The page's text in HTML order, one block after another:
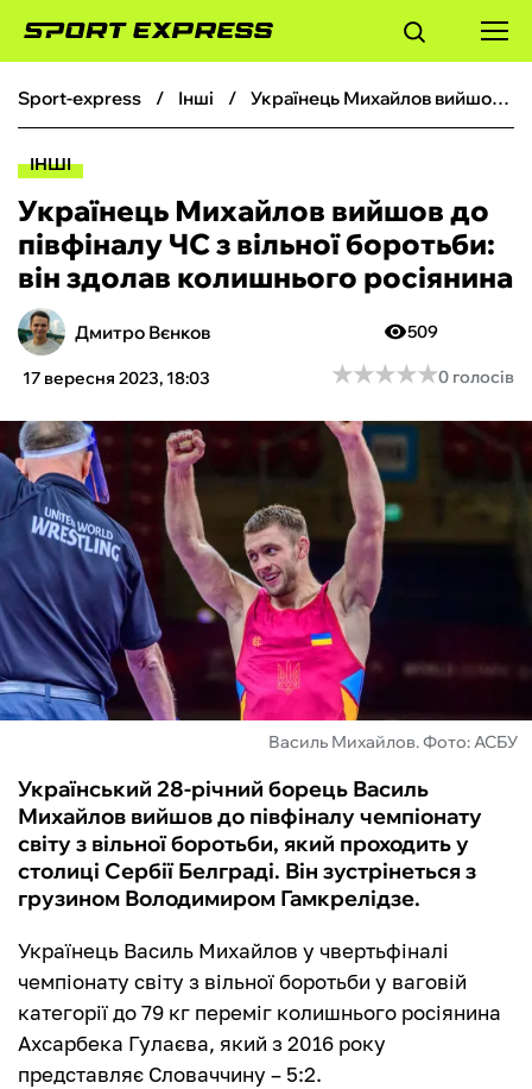
ФУТБОЛ
БОКС
ХОКЕЙ
ТЕНІС
КІБЕРСПОРТ
ЧС-2026
ФУТЗАЛ
ІНШІ
БУКМЕКЕРИ
sport-express інші Українець Михайлов вийшов до півфіналу ЧС з вільної боротьби: він здолав колишнього росіянина
ІНШІ
Українець Михайлов вийшов до
півфіналу ЧС з вільної боротьби:
він здолав колишнього росіянина
Дмитро Вєнков
17 вересня 2023, 18:03
509
★★★★★
★★★★★0 голосів
Василь Михайлов. Фото: АСБУ
Український 28-річний борець Василь
Михайлов вийшов до півфіналу чемпіонату
світу з вільної боротьби, який проходить у
столиці Сербії Белграді. Він зустрінеться з
грузином Володимиром Гамкрелідзе.
Українець Василь Михайлов у чвертьфіналі
чемпіонату світу з вільної боротьби у ваговій
категорії до 79 кг переміг колишнього росіянина
Ахсарбека Гулаєва, який з 2016 року
представляє Словаччину – 5:2.